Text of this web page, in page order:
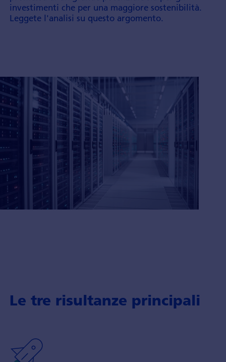
investi­menti che per una maggiore soste­nibilità.
Leggete l'analisi su questo argo­mento.
Le tre risultanze principali